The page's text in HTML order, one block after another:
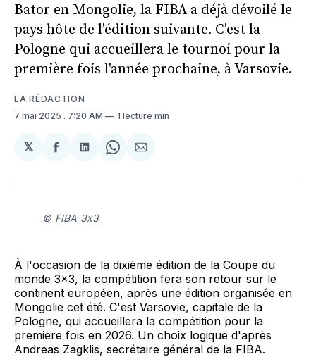
Bator en Mongolie, la FIBA a déjà dévoilé le
pays hôte de l'édition suivante. C'est la
Pologne qui accueillera le tournoi pour la
première fois l'année prochaine, à Varsovie.
LA RÉDACTION
7 mai 2025 . 7:20 AM 1 lecture min
𝕏
Partager
Facebook
Partager
LinkedIn
Share
WhatsApp
Partager
Courriel
© FIBA 3x3
À l'occasion de la dixième édition de la Coupe du
monde 3x3, la compétition fera son retour sur le
continent européen, après une édition organisée en
Mongolie cet été. C'est Varsovie, capitale de la
Pologne, qui accueillera la compétition pour la
première fois en 2026. Un choix logique d'après
Andreas Zagklis, secrétaire général de la FIBA.